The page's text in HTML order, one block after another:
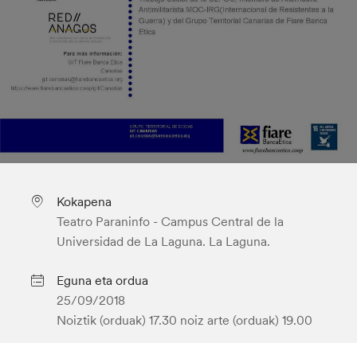
Kokapena
Teatro Paraninfo - Campus Central de la
Universidad de La Laguna. La Laguna.
Eguna eta ordua
25/09/2018
Noiztik (orduak) 17.30 noiz arte (orduak) 19.00